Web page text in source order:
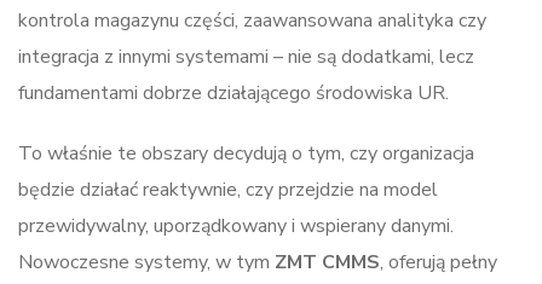
kontrola magazynu części, zaawansowana analityka czy
integracja z innymi systemami – nie są dodatkami, lecz
fundamentami dobrze działającego środowiska UR.
To właśnie te obszary decydują o tym, czy organizacja
będzie działać reaktywnie, czy przejdzie na model
przewidywalny, uporządkowany i wspierany danymi.
Nowoczesne systemy, w tym ZMT CMMS, oferują pełny